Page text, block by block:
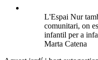
L'Espai Nur
comunitari, on
infantil per a
Marta Catena